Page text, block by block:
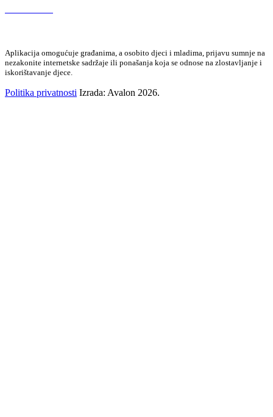
Aplikacija omogućuje građanima, a osobito djeci i mladima, prijavu sumnje na
nezakonite internetske sadržaje ili ponašanja koja se odnose na zlostavljanje i
iskorištavanje djece.
Politika privatnosti Izrada: Avalon 2026.